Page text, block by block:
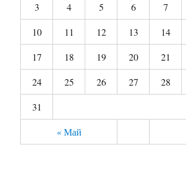
« Май
3
4 5 6 7
10
11 12 13 14
17
18 19 20 21
24
25 26 27 28
31